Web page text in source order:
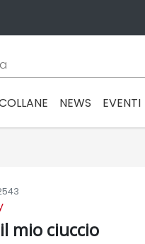
NEWS EVENTI
mio ciuccio